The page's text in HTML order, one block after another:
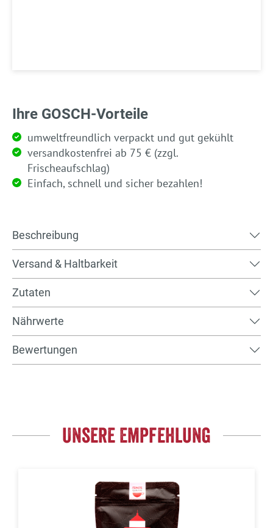
Ihre GOSCH-Vorteile
umweltfreundlich verpackt und gut gekühlt
versandkostenfrei ab 75 € (zzgl.
Frischeaufschlag)
Einfach, schnell und sicher bezahlen!
Beschreibung
Versand & Haltbarkeit
Zutaten
Nährwerte
Bewertungen
Unsere Empfehlung